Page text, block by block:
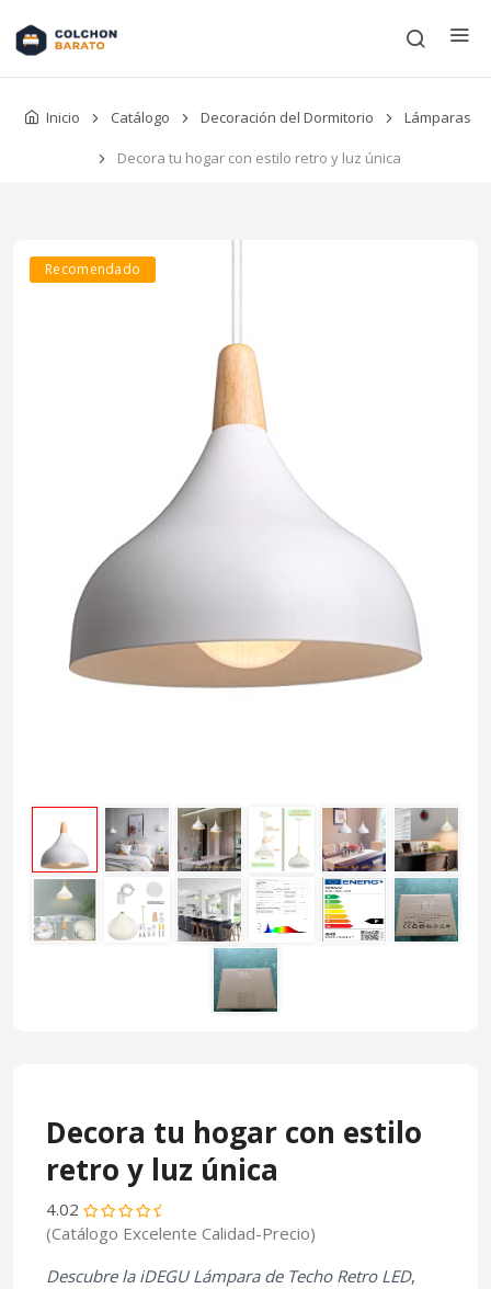
Inicio Catálogo Decoración del Dormitorio Lámparas
Decora tu hogar con estilo retro y luz única
Recomendado
Decora tu hogar con estilo
retro y luz única
4.02
(Catálogo Excelente Calidad-Precio)
Descubre la iDEGU Lámpara de Techo Retro LED,